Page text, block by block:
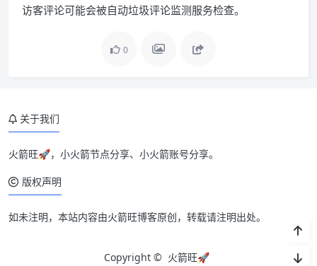
访客评论可能会被自动垃圾评论监测服务检查。
0
关于我们
火箭旺🚀，小火箭节点分享、小火箭账号分享。
版权声明
如未注明，本站内容由火箭旺博客原创，转载请注明出处。
Copyright © 火箭旺🚀